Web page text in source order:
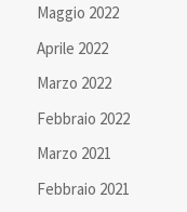
Maggio 2022
Aprile 2022
Marzo 2022
Febbraio 2022
Marzo 2021
Febbraio 2021